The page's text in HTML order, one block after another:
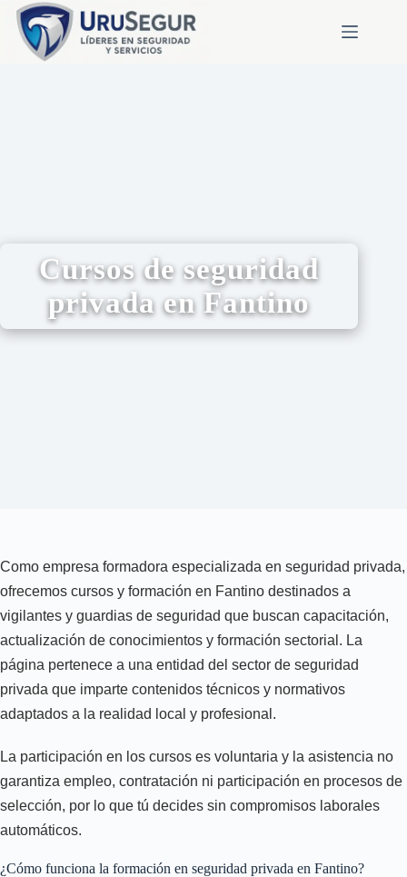
Cursos de seguridad
privada en Fantino
Como empresa formadora especializada en seguridad privada,
ofrecemos cursos y formación en Fantino destinados a
vigilantes y guardias de seguridad que buscan capacitación,
actualización de conocimientos y formación sectorial. La
página pertenece a una entidad del sector de seguridad
privada que imparte contenidos técnicos y normativos
adaptados a la realidad local y profesional.
La participación en los cursos es voluntaria y la asistencia no
garantiza empleo, contratación ni participación en procesos de
selección, por lo que tú decides sin compromisos laborales
automáticos.
¿Cómo funciona la formación en seguridad privada en Fantino?